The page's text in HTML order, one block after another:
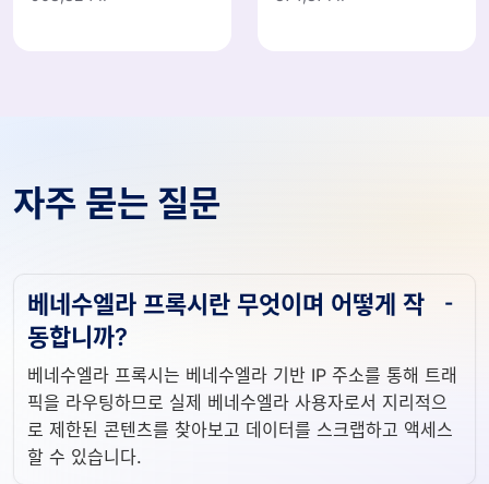
자주 묻는 질문
베네수엘라 프록시란 무엇이며 어떻게 작
동합니까?
베네수엘라 프록시는 베네수엘라 기반 IP 주소를 통해 트래
픽을 라우팅하므로 실제 베네수엘라 사용자로서 지리적으
로 제한된 콘텐츠를 찾아보고 데이터를 스크랩하고 액세스
할 수 있습니다.